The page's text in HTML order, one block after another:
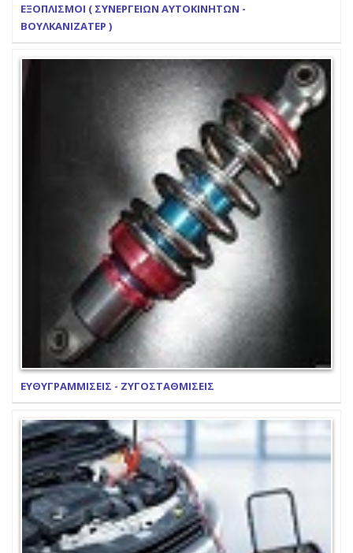
ΕΞΟΠΛΙΣΜΟΙ ( ΣΥΝΕΡΓΕΙΩΝ ΑΥΤΟΚΙΝΗΤΩΝ -
ΒΟΥΛΚΑΝΙΖΑΤΕΡ )
ΕΥΘΥΓΡΑΜΜΙΣΕΙΣ - ΖΥΓΟΣΤΑΘΜΙΣΕΙΣ